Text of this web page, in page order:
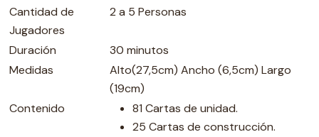
Cantidad de
Jugadores
2 a 5 Personas
Duración
30 minutos
Medidas
Alto(27,5cm) Ancho (6,5cm) Largo
(19cm)
Contenido
81 Cartas de unidad.
25 Cartas de construcción.